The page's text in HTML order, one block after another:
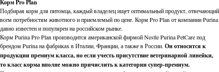
Корм Pro Plan
Подбирая корм для питомца, каждый владелец ищет оптимальный продукт, отвечающий
всем потребностям животного и приемлемый по цене. Корм Pro Plan от компании Purina
давно известен и популярен на российском рынке.
Корм Purina Pro Plan производится американской фирмой Nestle Purina PetCare под
брендом Purina на фабриках в Италии, Франции, а также в России. Он относится к
продукции премиум класса, но если учесть присутствие ветеринарной линейки,
то класс корма вполне можно причислить к категории супер-премиум.